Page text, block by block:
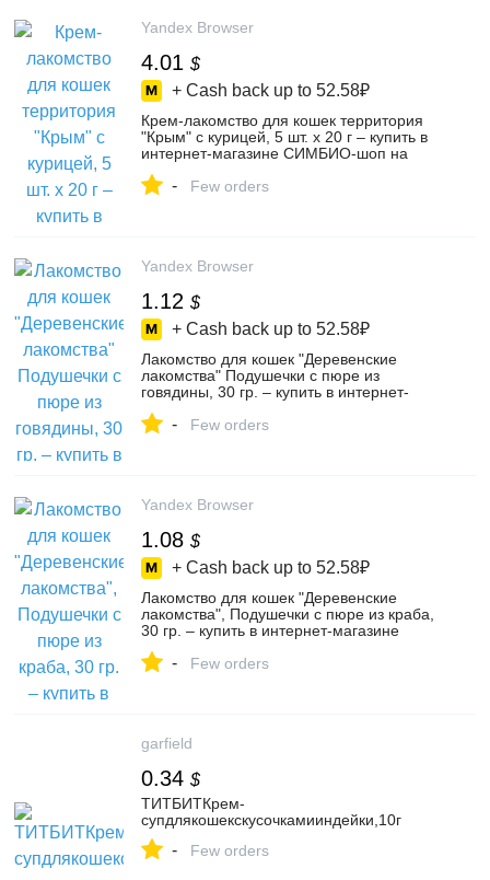
Yandex Browser
4.01 $
+ Cash back up to 52.58₽
Крем-лакомство для кошек территория
"Крым" с курицей, 5 шт. х 20 г – купить в
интернет-магазине СИМБИО-шоп на
- Few orders
Yandex Browser
1.12 $
+ Cash back up to 52.58₽
Лакомство для кошек "Деревенские
лакомства" Подушечки с пюре из
говядины, 30 гр. – купить в интернет-
Яндекс Маркете, 5634732373
- Few orders
Yandex Browser
1.08 $
+ Cash back up to 52.58₽
Лакомство для кошек "Деревенские
лакомства", Подушечки с пюре из краба,
30 гр. – купить в интернет-магазине
Маркете, 5635781141
- Few orders
garfield
0.34 $
ТИТБИТКрем-
супдлякошекскусочкамииндейки,10г
- Few orders